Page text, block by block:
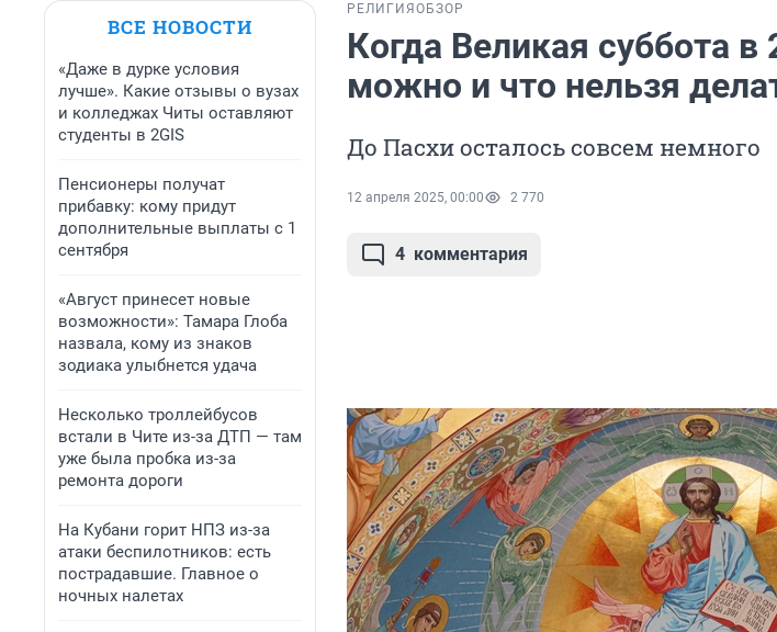
ВСЕ НОВОСТИ
«Даже в дурке условия
лучше». Какие отзывы о вузах
и колледжах Читы оставляют
студенты в 2GIS
Пенсионеры получат
прибавку: кому придут
дополнительные выплаты с 1
сентября
«Август принесет новые
возможности»: Тамара Глоба
назвала, кому из знаков
зодиака улыбнется удача
Несколько троллейбусов
встали в Чите из-за ДТП — там
уже была пробка из-за
ремонта дороги
На Кубани горит НПЗ из-за
атаки беспилотников: есть
пострадавшие. Главное о
ночных налетах
РЕЛИГИЯ ОБЗОР
Когда Великая суббота в
можно и что нельзя
До Пасхи осталось совсем немного
12 апреля 2025, 00:00 2 770
4 комментария